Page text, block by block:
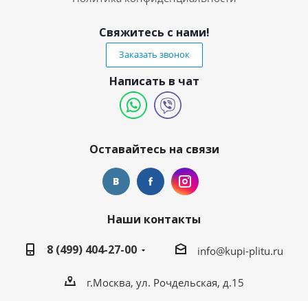
Свяжитесь с нами!
Заказать звонок
Написать в чат
Оставайтесь на связи
Наши контакты
8 (499) 404-27-00
info@kupi-plitu.ru
г.Москва, ул. Рочдельская, д.15